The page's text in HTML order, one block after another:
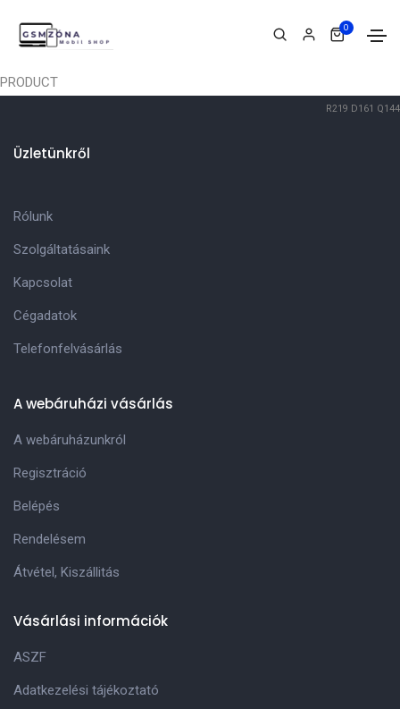
0
PRODUCT
R219 D161 Q144
Üzletünkről
Rólunk
Szolgáltatásaink
Kapcsolat
Cégadatok
Telefonfelvásárlás
A webáruházi vásárlás
A webáruházunkról
Regisztráció
Belépés
Rendelésem
Átvétel, Kiszállitás
Vásárlási információk
ASZF
Adatkezelési tájékoztató